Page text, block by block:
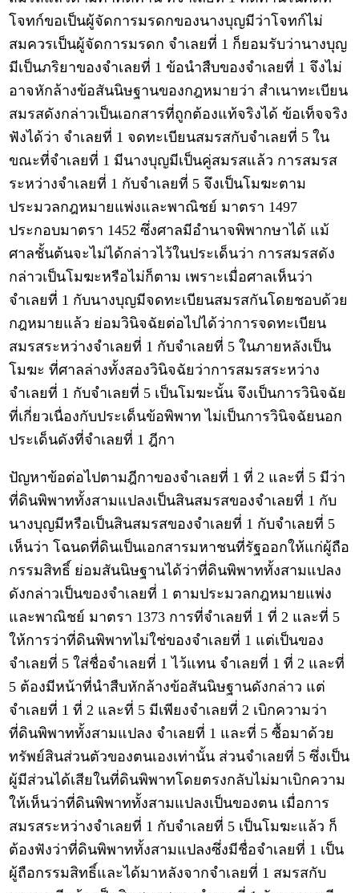
โจทก์ขอเป็นผู้จัดการมรดกของนางบุญมีว่าโจทก์ไม่
สมควรเป็นผู้จัดการมรดก จำเลยที่ 1 ก็ยอมรับว่านางบุญ
มีเป็นภริยาของจำเลยที่ 1 ข้อนำสืบของจำเลยที่ 1 จึงไม่
อาจหักล้างข้อสันนิษฐานของกฎหมายว่า สำเนาทะเบียน
สมรสดังกล่าวเป็นเอกสารที่ถูกต้องแท้จริงได้ ข้อเท็จจริง
ฟังได้ว่า จำเลยที่ 1 จดทะเบียนสมรสกับจำเลยที่ 5 ใน
ขณะที่จำเลยที่ 1 มีนางบุญมีเป็นคู่สมรสแล้ว การสมรส
ระหว่างจำเลยที่ 1 กับจำเลยที่ 5 จึงเป็นโมฆะตาม
ประมวลกฎหมายแพ่งและพาณิชย์ มาตรา 1497
ประกอบมาตรา 1452 ซึ่งศาลมีอำนาจพิพากษาได้ แม้
ศาลชั้นต้นจะไม่ได้กล่าวไว้ในประเด็นว่า การสมรสดัง
กล่าวเป็นโมฆะหรือไม่ก็ตาม เพราะเมื่อศาลเห็นว่า
จำเลยที่ 1 กับนางบุญมีจดทะเบียนสมรสกันโดยชอบด้วย
กฎหมายแล้ว ย่อมวินิจฉัยต่อไปได้ว่าการจดทะเบียน
สมรสระหว่างจำเลยที่ 1 กับจำเลยที่ 5 ในภายหลังเป็น
โมฆะ ที่ศาลล่างทั้งสองวินิจฉัยว่าการสมรสระหว่าง
จำเลยที่ 1 กับจำเลยที่ 5 เป็นโมฆะนั้น จึงเป็นการวินิจฉัย
ที่เกี่ยวเนื่องกับประเด็นข้อพิพาท ไม่เป็นการวินิจฉัยนอก
ประเด็นดังที่จำเลยที่ 1 ฎีกา
ปัญหาข้อต่อไปตามฎีกาของจำเลยที่ 1 ที่ 2 และที่ 5 มีว่า
ที่ดินพิพาททั้งสามแปลงเป็นสินสมรสของจำเลยที่ 1 กับ
นางบุญมีหรือเป็นสินสมรสของจำเลยที่ 1 กับจำเลยที่ 5
เห็นว่า โฉนดที่ดินเป็นเอกสารมหาชนที่รัฐออกให้แก่ผู้ถือ
กรรมสิทธิ์ ย่อมสันนิษฐานได้ว่าที่ดินพิพาททั้งสามแปลง
ดังกล่าวเป็นของจำเลยที่ 1 ตามประมวลกฎหมายแพ่ง
และพาณิชย์ มาตรา 1373 การที่จำเลยที่ 1 ที่ 2 และที่ 5
ให้การว่าที่ดินพิพาทไม่ใช่ของจำเลยที่ 1 แต่เป็นของ
จำเลยที่ 5 ใส่ชื่อจำเลยที่ 1 ไว้แทน จำเลยที่ 1 ที่ 2 และที่
5 ต้องมีหน้าที่นำสืบหักล้างข้อสันนิษฐานดังกล่าว แต่
จำเลยที่ 1 ที่ 2 และที่ 5 มีเพียงจำเลยที่ 2 เบิกความว่า
ที่ดินพิพาททั้งสามแปลง จำเลยที่ 1 และที่ 5 ซื้อมาด้วย
ทรัพย์สินส่วนตัวของตนเองเท่านั้น ส่วนจำเลยที่ 5 ซึ่งเป็น
ผู้มีส่วนได้เสียในที่ดินพิพาทโดยตรงกลับไม่มาเบิกความ
ให้เห็นว่าที่ดินพิพาททั้งสามแปลงเป็นของตน เมื่อการ
สมรสระหว่างจำเลยที่ 1 กับจำเลยที่ 5 เป็นโมฆะแล้ว ก็
ต้องฟังว่าที่ดินพิพาททั้งสามแปลงซึ่งมีชื่อจำเลยที่ 1 เป็น
ผู้ถือกรรมสิทธิ์และได้มาหลังจากจำเลยที่ 1 สมรสกับ